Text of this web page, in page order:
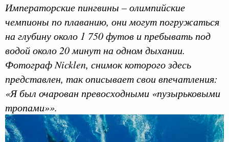
Императорские пингвины – олимпийские
чемпионы по плаванию, они могут погружаться
на глубину около 1 750 футов и пребывать под
водой около 20 минут на одном дыхании.
Фотограф Nicklen, снимок которого здесь
представлен, так описывает свои впечатления:
«Я был очарован превосходными «пузырьковыми
тропами»».